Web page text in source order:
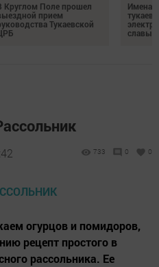
Круглом Поле прошел
прием
Тукаевской
Имена
славы
733 0 0
огурцов и помидоров,
рецепт простого в
рассольника. Ее